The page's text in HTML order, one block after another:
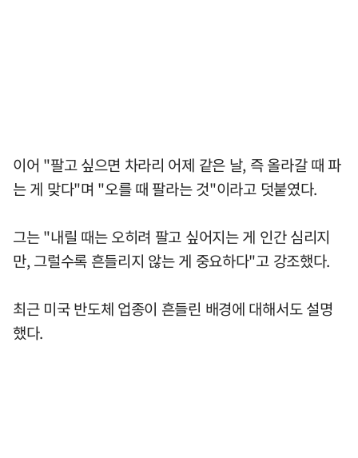
이어 "팔고 싶으면 차라리 어제 같은 날, 즉 올라갈 때 파
는 게 맞다"며 "오를 때 팔라는 것"이라고 덧붙였다.
그는 "내릴 때는 오히려 팔고 싶어지는 게 인간 심리지
만, 그럴수록 흔들리지 않는 게 중요하다"고 강조했다.
최근 미국 반도체 업종이 흔들린 배경에 대해서도 설명
했다.